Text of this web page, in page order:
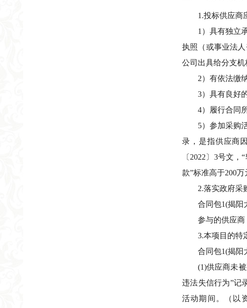
1.投标供应商
1）具有独立
执照（或事业法
公司出具给分支机
2）有依法缴
3）具有良好
4）履行合同
5）参加采购
录，是指供应商
〔2022〕3号文
款”标准高于200万
2.落实政府采
合同包1(揭阳
参与的供应
3.本项目的特
合同包1(揭阳
(1)供应商未
违法失信行为”记
活动期间。（以